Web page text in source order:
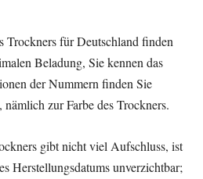
Trockners für Deutschland finden
Beladung, Sie kennen das
der Nummern finden Sie
zur Farbe des Trockners.
gibt nicht viel Aufschluss, ist
Herstellungsdatums unverzichtbar;